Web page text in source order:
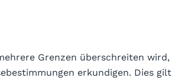
Grenzen überschreiten wird,
erkundigen. Dies gilt